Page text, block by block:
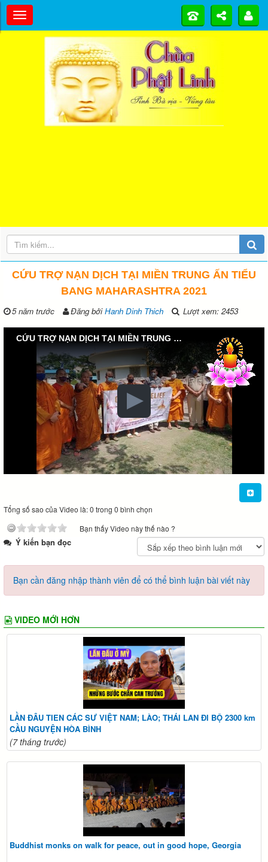
CỨU TRỢ NẠN DỊCH TẠI MIỀN TRUNG ẤN TIỂU
BANG MAHARASHTRA 2021
5 năm trước Đăng bởiHanh Dinh Thich Lượt xem: 2453
CỨU TRỢ NẠN DỊCH TẠI MIỀN TRUNG ẤN TIỂU BANG MAHARASHTRA 2021
Tổng số sao của Video là: 0 trong 0 bình chọn
Bạn thấy Video này thế nào ?
Ý kiến bạn đọc
Bạn cần đăng nhập thành viên để có thể bình luận bài viết này
VIDEO MỚI HƠN
LẦN ĐÂU TIEN CÁC SƯ VIỆT NAM; LÀO; THÁI LAN ĐI BỘ 2300 km
CẦU NGUYỆN HÒA BÌNH
(7 tháng trước)
Buddhist monks on walk for peace, out in good hope, Georgia